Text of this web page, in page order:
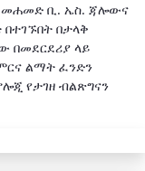
ቢ. ኤስ. ጃሎውና
በታላቅ
በመደርደሪያ ላይ
ልማት ፈንድን
የታገዘ ብልጽግናን